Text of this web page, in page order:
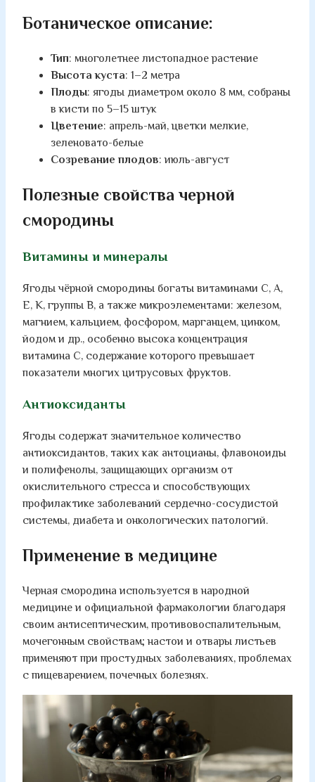
Ботаническое описание:
Тип: многолетнее листопадное растение
Высота куста: 1–2 метра
Плоды: ягоды диаметром около 8 мм, собраны
в кисти по 5–15 штук
Цветение: апрель-май, цветки мелкие,
зеленовато-белые
Созревание плодов: июль-август
Полезные свойства черной
смородины
Витамины и минералы
Ягоды чёрной смородины богаты витаминами C, A,
E, K, группы B, а также микроэлементами: железом,
магнием, кальцием, фосфором, марганцем, цинком,
йодом и др., особенно высока концентрация
витамина C, содержание которого превышает
показатели многих цитрусовых фруктов.
Антиоксиданты
Ягоды содержат значительное количество
антиоксидантов, таких как антоцианы, флавоноиды
и полифенолы, защищающих организм от
окислительного стресса и способствующих
профилактике заболеваний сердечно-сосудистой
системы, диабета и онкологических патологий.
Применение в медицине
Черная смородина используется в народной
медицине и официальной фармакологии благодаря
своим антисептическим, противовоспалительным,
мочегонным свойствам; настои и отвары листьев
применяют при простудных заболеваниях, проблемах
с пищеварением, почечных болезнях.